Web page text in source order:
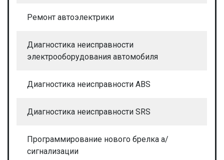
Ремонт автоэлектрики
Диагностика неисправности
электрооборудования автомобиля
Диагностика неисправности ABS
Диагностика неисправности SRS
Программирование нового брелка а/
сигнализации